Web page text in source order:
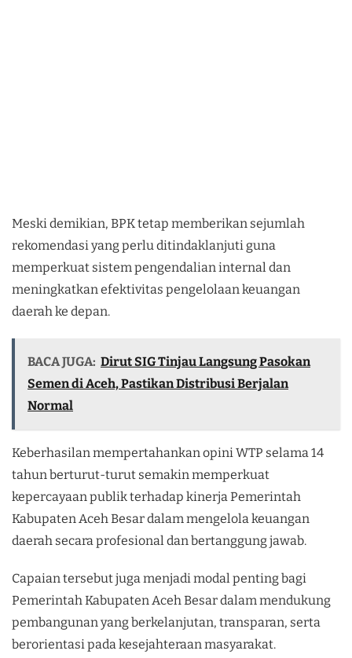
Meski demikian, BPK tetap memberikan sejumlah
rekomendasi yang perlu ditindaklanjuti guna
memperkuat sistem pengendalian internal dan
meningkatkan efektivitas pengelolaan keuangan
daerah ke depan.
BACA JUGA: Dirut SIG Tinjau Langsung Pasokan
Semen di Aceh, Pastikan Distribusi Berjalan
Normal
Keberhasilan mempertahankan opini WTP selama 14
tahun berturut-turut semakin memperkuat
kepercayaan publik terhadap kinerja Pemerintah
Kabupaten Aceh Besar dalam mengelola keuangan
daerah secara profesional dan bertanggung jawab.
Capaian tersebut juga menjadi modal penting bagi
Pemerintah Kabupaten Aceh Besar dalam mendukung
pembangunan yang berkelanjutan, transparan, serta
berorientasi pada kesejahteraan masyarakat.